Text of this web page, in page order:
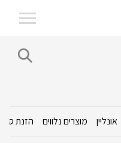
אונליין מוצרים נלווים הזנת